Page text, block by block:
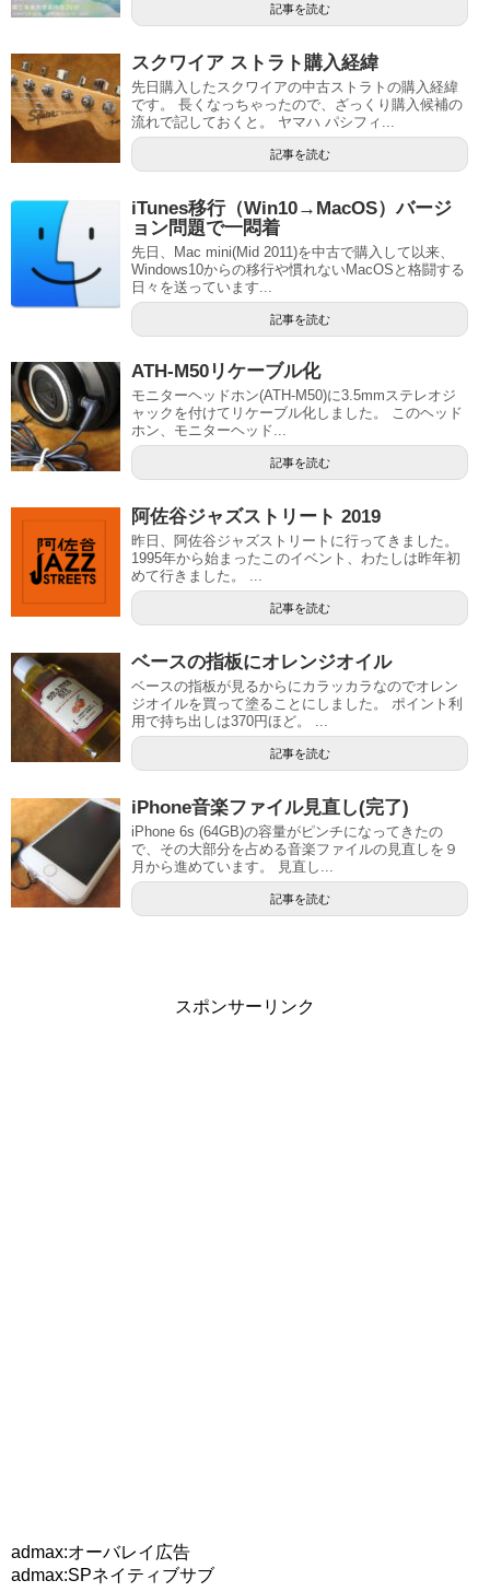
記事を読む
スクワイア ストラト購入経緯
先日購入したスクワイアの中古ストラトの購入経緯
です。 長くなっちゃったので、ざっくり購入候補の
流れで記しておくと。 ヤマハ パシフィ...
記事を読む
iTunes移行（Win10→MacOS）バージ
ョン問題で一悶着
先日、Mac mini(Mid 2011)を中古で購入して以来、
Windows10からの移行や慣れないMacOSと格闘する
日々を送っています...
記事を読む
ATH-M50リケーブル化
モニターヘッドホン(ATH-M50)に3.5mmステレオジ
ャックを付けてリケーブル化しました。 このヘッド
ホン、モニターヘッド...
記事を読む
阿佐谷ジャズストリート 2019
昨日、阿佐谷ジャズストリートに行ってきました。
1995年から始まったこのイベント、わたしは昨年初
めて行きました。 ...
記事を読む
ベースの指板にオレンジオイル
ベースの指板が見るからにカラッカラなのでオレン
ジオイルを買って塗ることにしました。 ポイント利
用で持ち出しは370円ほど。 ...
記事を読む
iPhone音楽ファイル見直し(完了)
iPhone 6s (64GB)の容量がピンチになってきたの
で、その大部分を占める音楽ファイルの見直しを９
月から進めています。 見直し...
記事を読む
スポンサーリンク
admax:オーバレイ広告
admax:SPネイティブサブ